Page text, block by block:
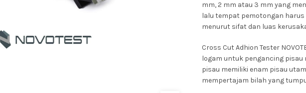
mm, 2 mm atau 3 mm yang
lalu tempat pemotongan harus
menurut sifat dan luas
Cross Cut Adhion Tester
logam untuk pengancing
pisau memiliki enam pisau
mempertajam bilah yang